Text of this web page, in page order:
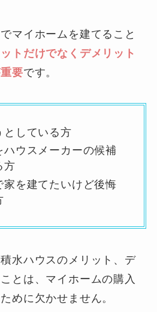
マイホームを建てること
トだけでなくデメリット
要です。
としている方
ハウスメーカーの候補
方
家を建てたいけど後悔
水ハウスのメリット、デ
とは、マイホームの購入
めに欠かせません。